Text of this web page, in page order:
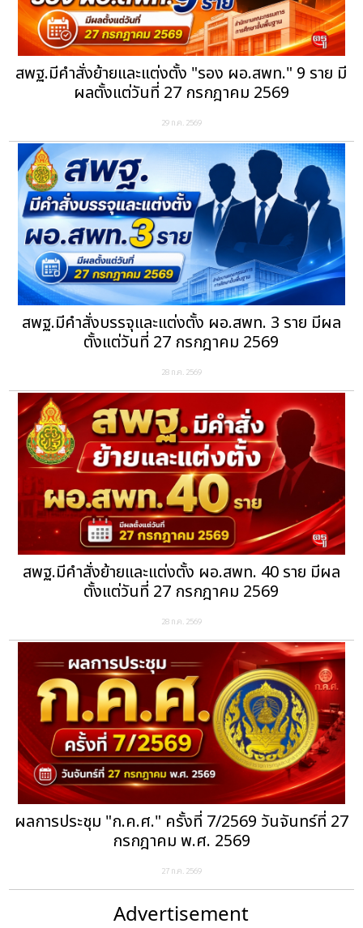
สพฐ.มีคำสั่งย้ายและแต่งตั้ง "รอง ผอ.สพท." 9 ราย มี
ผลตั้งแต่วันที่ 27 กรกฎาคม 2569
29 ก.ค. 2569
สพฐ.มีคำสั่งบรรจุและแต่งตั้ง ผอ.สพท. 3 ราย มีผล
ตั้งแต่วันที่ 27 กรกฎาคม 2569
28 ก.ค. 2569
สพฐ.มีคำสั่งย้ายและแต่งตั้ง ผอ.สพท. 40 ราย มีผล
ตั้งแต่วันที่ 27 กรกฎาคม 2569
28 ก.ค. 2569
ผลการประชุม "ก.ค.ศ." ครั้งที่ 7/2569 วันจันทร์ที่ 27
กรกฎาคม พ.ศ. 2569
27 ก.ค. 2569
Advertisement